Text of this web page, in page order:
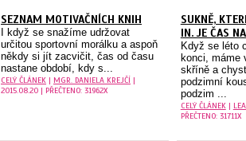
SEZNAM MOTIVAČNÍCH KNIH
I když se snažíme udržovat
určitou sportovní morálku a aspoň
někdy si jít zacvičit, čas od času
nastane období, kdy s...
CELÝ ČLÁNEK | MGR. DANIELA KREJČÍ |
2015.08.20 | PŘEČTENO: 31962X
SUKNĚ,
IN. JE ČAS
Když se léto
konci, máme
skříně a
podzimní
podzim ...
CELÝ ČLÁNEK|
PŘEČTENO: 31711X